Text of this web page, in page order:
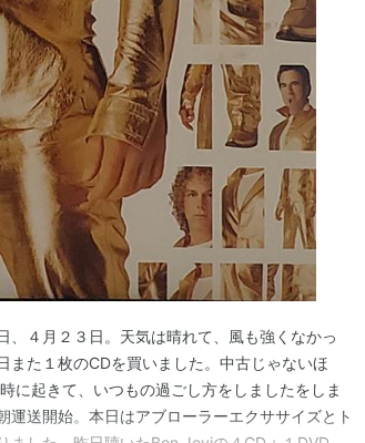
、４月２３日。天気は晴れて、風も強くなかっ
また１枚のCDを買いました。中古じゃないほ
に起きて、いつもの過ごし方をしましたをしま
運送開始。本日はアブローラーエクササイズとト